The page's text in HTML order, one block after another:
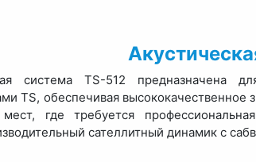
система TS-512 предназначена
TS, обеспечивая
мест, где требуется
сателлитный динамик с